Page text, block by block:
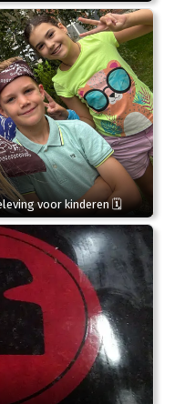
voor kinderen 🗓